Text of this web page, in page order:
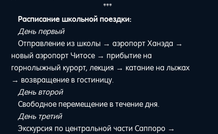
***
Расписание школьной поездки:
День первый
Отправление из школы → аэропорт Ханэда →
новый аэропорт Читосе → прибытие на
горнолыжный курорт, лекция → катание на лыжах
→ возвращение в гостиницу.
День второй
Свободное перемещение в течение дня.
День третий
Экскурсия по центральной части Саппоро →